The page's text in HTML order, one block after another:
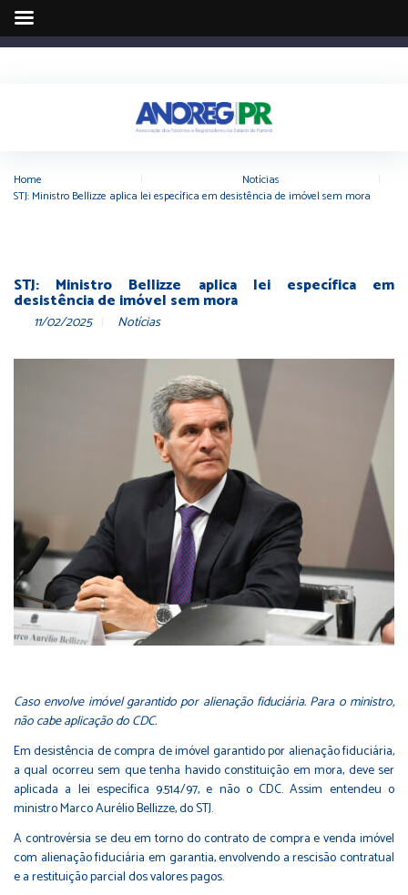
Home Notícias
STJ: Ministro Bellizze aplica lei específica em desistência de imóvel sem mora
STJ: Ministro Bellizze aplica lei específica em
desistência de imóvel sem mora
11/02/2025 Notícias
Caso envolve imóvel garantido por alienação fiduciária. Para o ministro,
não cabe aplicação do CDC.
Em desistência de compra de imóvel garantido por alienação fiduciária,
a qual ocorreu sem que tenha havido constituição em mora, deve ser
aplicada a lei específica 9.514/97, e não o CDC. Assim entendeu o
ministro Marco Aurélio Bellizze, do STJ.
A controvérsia se deu em torno do contrato de compra e venda imóvel
com alienação fiduciária em garantia, envolvendo a rescisão contratual
e a restituição parcial dos valores pagos.